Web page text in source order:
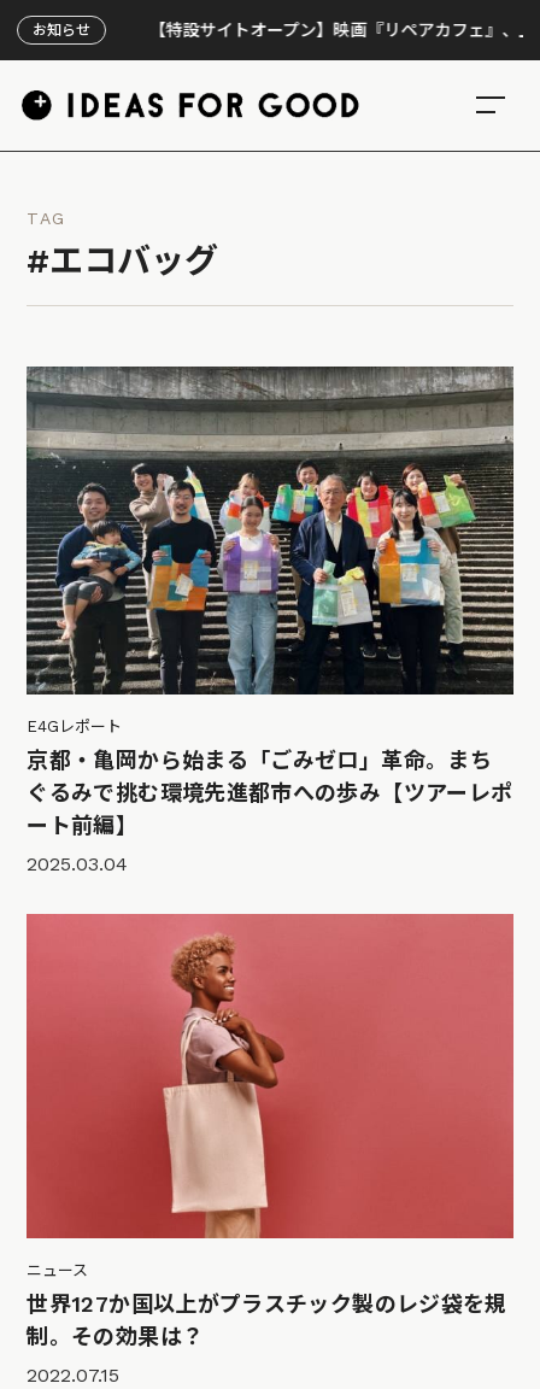
お知らせ【特設サイトオープン】映画『リペアカフェ』、上映300回
TAG
#エコバッグ
E4Gレポート
京都・亀岡から始まる「ごみゼロ」革命。まち
ぐるみで挑む環境先進都市への歩み【ツアーレポ
ート前編】
2025.03.04
ニュース
世界127か国以上がプラスチック製のレジ袋を規
制。その効果は？
2022.07.15